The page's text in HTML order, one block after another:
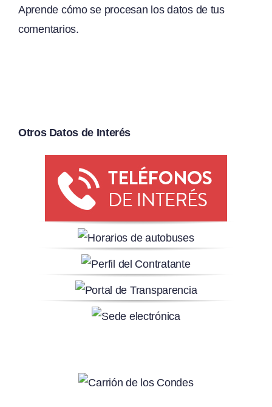
Aprende cómo se procesan los datos de tus
comentarios.
Otros Datos de Interés